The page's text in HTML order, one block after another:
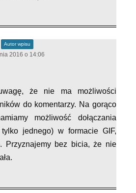
Autor wpisu
2016 o 14:06
że nie ma możliwości
do komentarzy. Na gorąco
możliwość dołączania
jednego) w formacie GIF,
Przyznajemy bez bicia, że nie